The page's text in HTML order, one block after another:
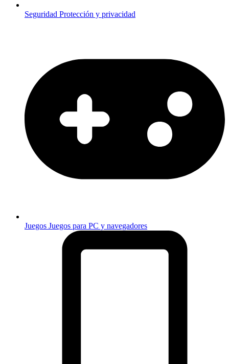
Seguridad Protección y privacidad
Juegos Juegos para PC y navegadores